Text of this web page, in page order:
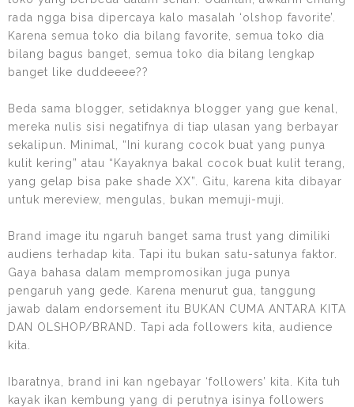
rada ngga bisa dipercaya kalo masalah ‘olshop favorite’.
Karena semua toko dia bilang favorite, semua toko dia
bilang bagus banget, semua toko dia bilang lengkap
banget like duddeeee??
Beda sama blogger, setidaknya blogger yang gue kenal,
mereka nulis sisi negatifnya di tiap ulasan yang berbayar
sekalipun. Minimal, “Ini kurang cocok buat yang punya
kulit kering” atau “Kayaknya bakal cocok buat kulit terang,
yang gelap bisa pake shade XX”. Gitu, karena kita dibayar
untuk mereview, mengulas, bukan memuji-muji.
Brand image itu ngaruh banget sama trust yang dimiliki
audiens terhadap kita. Tapi itu bukan satu-satunya faktor.
Gaya bahasa dalam mempromosikan juga punya
pengaruh yang gede. Karena menurut gua, tanggung
jawab dalam endorsement itu BUKAN CUMA ANTARA KITA
DAN OLSHOP/BRAND. Tapi ada followers kita, audience
kita.
Ibaratnya, brand ini kan ngebayar ‘followers’ kita. Kita tuh
kayak ikan kembung yang di perutnya isinya followers